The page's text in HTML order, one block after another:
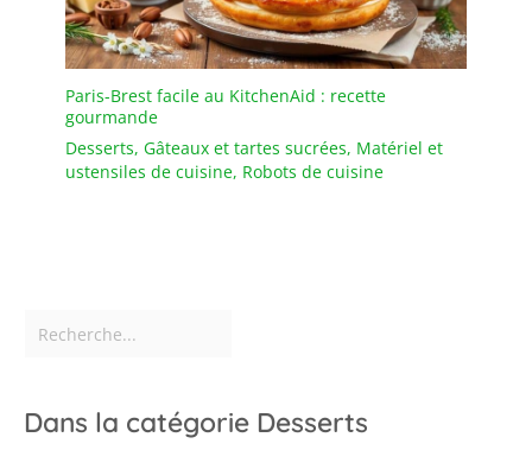
Paris-Brest facile au KitchenAid : recette
gourmande
Desserts, Gâteaux et tartes sucrées, Matériel et
ustensiles de cuisine, Robots de cuisine
Dans la catégorie Desserts